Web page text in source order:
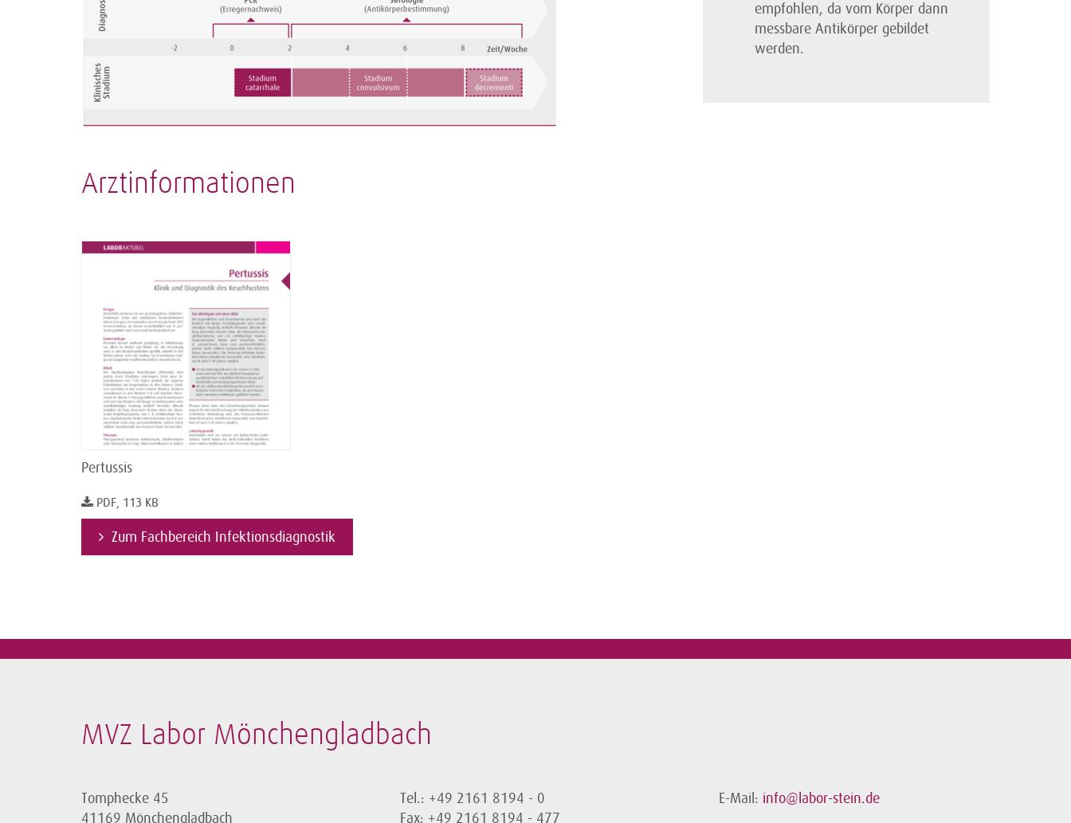
empfohlen, da vom Körper dann
messbare Antikörper gebildet
werden.
Arztinformationen
Pertussis
PDF, 113 KB
Zum Fachbereich Infektionsdiagnostik
MVZ Labor Mönchengladbach
Tomphecke 45
41169 Mönchengladbach
Tel.: +49 2161 8194 - 0
Fax: +49 2161 8194 - 477
E-Mail: info@labor-stein.de